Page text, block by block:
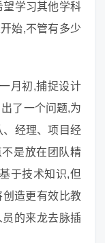
望学习其他学科
始,不管有多少
月初,捕捉设计
了一个问题,为
、经理、项目经
是放在团队精
于技术知识,但
造更有效比教
的来龙去脉插